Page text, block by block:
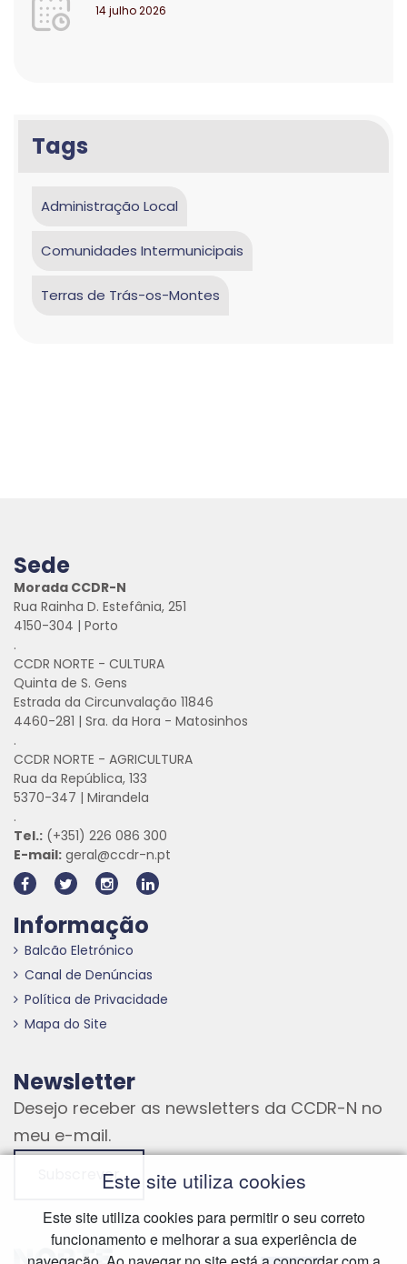
14 julho 2026
Tags
Administração Local
Comunidades Intermunicipais
Terras de Trás-os-Montes
Sede
Morada CCDR-N
Rua Rainha D. Estefânia, 251
4150-304 | Porto
.
CCDR NORTE - CULTURA
Quinta de S. Gens
Estrada da Circunvalação 11846
4460-281 | Sra. da Hora - Matosinhos
.
CCDR NORTE - AGRICULTURA
Rua da República, 133
5370-347 | Mirandela
.
Tel.: (+351) 226 086 300
E-mail: geral@ccdr-n.pt
Informação
Balcão Eletrónico
Canal de Denúncias
Política de Privacidade
Mapa do Site
Newsletter
Desejo receber as newsletters da CCDR-N no
meu e-mail.
Subscrever
Hiperligação externaHiperligação externaHiperligação externa
Este site utiliza cookies
Este site utiliza cookies para permitir o seu correto
funcionamento e melhorar a sua experiência de